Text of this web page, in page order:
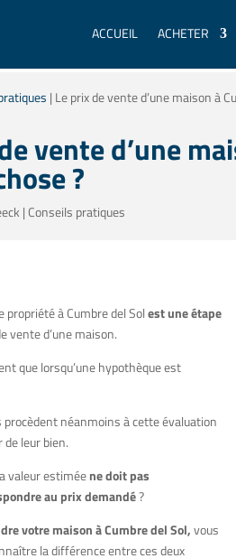
ACCUEIL ACHETER
| Le prix de vente d’une maison à
vente d’une
?
| Conseils pratiques
propriété à Cumbre del Solest une étape
vente d’une maison.
que lorsqu’une hypothèque est
procèdent néanmoins à cette évaluation
leur bien.
valeur estiméene doit pas
au prix demandé?
votre maison à Cumbre del Sol,vous
la différence entre ces deux